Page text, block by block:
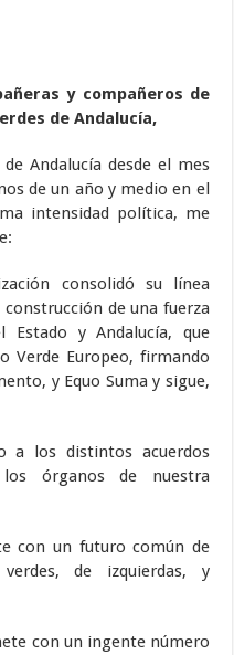
y compañeros de
de Andalucía,
Andalucía desde el mes
de un año y medio en el
intensidad política, me
consolidó su línea
de una fuerza
Estado y Andalucía, que
Verde Europeo, firmando
y Equo Suma y sigue,
a los distintos acuerdos
órganos de nuestra
con un futuro común de
de izquierdas, y
con un ingente número